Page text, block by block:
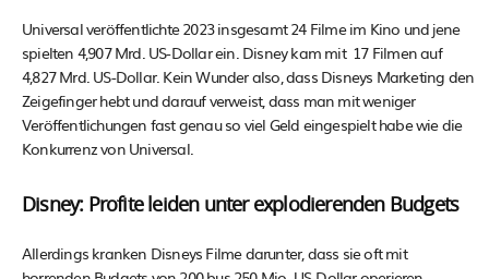
Universal veröffentlichte 2023 insgesamt 24 Filme im Kino und jene
spielten 4,907 Mrd. US-Dollar ein. Disney kam mit 17 Filmen auf
4,827 Mrd. US-Dollar. Kein Wunder also, dass Disneys Marketing den
Zeigefinger hebt und darauf verweist, dass man mit weniger
Veröffentlichungen fast genau so viel Geld eingespielt habe wie die
Konkurrenz von Universal.
Disney: Profite leiden unter explodierenden Budgets
Allerdings kranken Disneys Filme darunter, dass sie oft mit